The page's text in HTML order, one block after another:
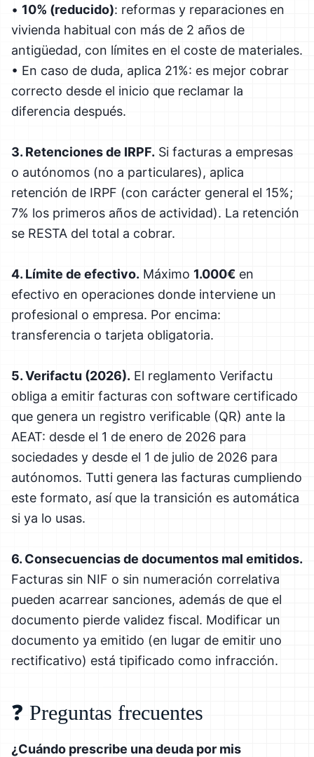
• 10% (reducido): reformas y reparaciones en
vivienda habitual con más de 2 años de
antigüedad, con límites en el coste de materiales.
• En caso de duda, aplica 21%: es mejor cobrar
correcto desde el inicio que reclamar la
diferencia después.
3. Retenciones de IRPF. Si facturas a empresas
o autónomos (no a particulares), aplica
retención de IRPF (con carácter general el 15%;
7% los primeros años de actividad). La retención
se RESTA del total a cobrar.
4. Límite de efectivo. Máximo 1.000€ en
efectivo en operaciones donde interviene un
profesional o empresa. Por encima:
transferencia o tarjeta obligatoria.
5. Verifactu (2026). El reglamento Verifactu
obliga a emitir facturas con software certificado
que genera un registro verificable (QR) ante la
AEAT: desde el 1 de enero de 2026 para
sociedades y desde el 1 de julio de 2026 para
autónomos. Tutti genera las facturas cumpliendo
este formato, así que la transición es automática
si ya lo usas.
6. Consecuencias de documentos mal emitidos.
Facturas sin NIF o sin numeración correlativa
pueden acarrear sanciones, además de que el
documento pierde validez fiscal. Modificar un
documento ya emitido (en lugar de emitir uno
rectificativo) está tipificado como infracción.
❓ Preguntas frecuentes
¿Cuándo prescribe una deuda por mis